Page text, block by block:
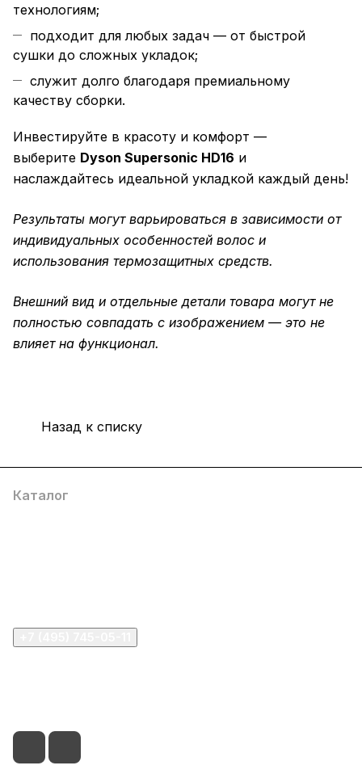
технологиям;
подходит для любых задач — от быстрой
сушки до сложных укладок;
служит долго благодаря премиальному
качеству сборки.
Инвестируйте в красоту и комфорт —
выберите Dyson Supersonic HD16 и
наслаждайтесь идеальной укладкой каждый день!
Результаты могут варьироваться в зависимости от
индивидуальных особенностей волос и
использования термозащитных средств.
Внешний вид и отдельные детали товара могут не
полностью совпадать с изображением — это не
влияет на функционал.
Назад к списку
Каталог